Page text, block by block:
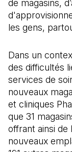
de magasins,
les gens,
Dans un
des difficultés
services de
nouveaux
et cliniques
que 31
offrant ainsi de
nouveaux